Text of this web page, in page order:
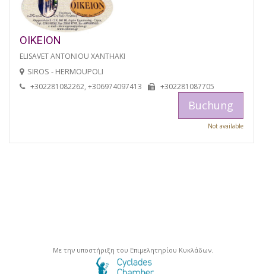
OIKEION
ELISAVET ANTONIOU XANTHAKI
SIROS - HERMOUPOLI
+302281082262, +306974097413 +302281087705
Buchung
Not available
Με την υποστήριξη του Επιμελητηρίου Κυκλάδων.